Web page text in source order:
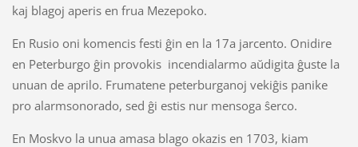
kaj blagoj aperis en frua Mezepoko.
En Rusio oni komencis festi ĝin en la 17a jarcento. Onidire
en Peterburgo ĝin provokis incendialarmo aŭdigita ĝuste la
unuan de aprilo. Frumatene peterburganoj vekiĝis panike
pro alarmsonorado, sed ĝi estis nur mensoga ŝerco.
En Moskvo la unua amasa blago okazis en 1703, kiam